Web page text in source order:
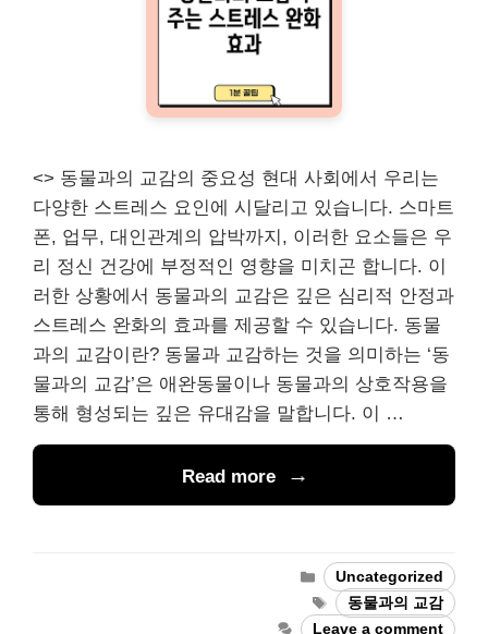
<> 동물과의 교감의 중요성 현대 사회에서 우리는
다양한 스트레스 요인에 시달리고 있습니다. 스마트
폰, 업무, 대인관계의 압박까지, 이러한 요소들은 우
리 정신 건강에 부정적인 영향을 미치곤 합니다. 이
러한 상황에서 동물과의 교감은 깊은 심리적 안정과
스트레스 완화의 효과를 제공할 수 있습니다. 동물
과의 교감이란? 동물과 교감하는 것을 의미하는 ‘동
물과의 교감’은 애완동물이나 동물과의 상호작용을
통해 형성되는 깊은 유대감을 말합니다. 이 …
Read more
Categories
Uncategorized
Tags동물과의 교감
Leave a comment